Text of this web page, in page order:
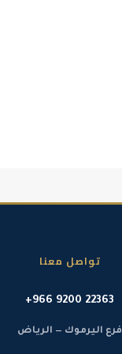
تواصل معنا
+966 9200 22363
فرع اليرموك — الرياض